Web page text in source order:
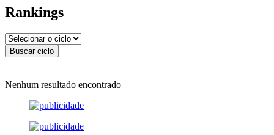
Rankings
Nenhum resultado encontrado